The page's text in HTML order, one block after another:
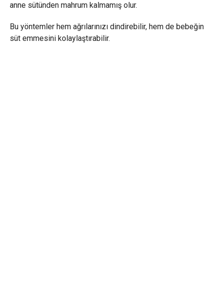
anne sütünden mahrum kalmamış olur.
Bu yöntemler hem ağrılarınızı dindirebilir, hem de bebeğin
süt emmesini kolaylaştırabilir.